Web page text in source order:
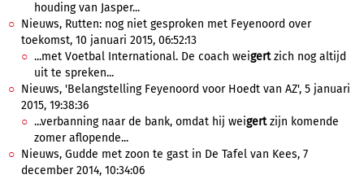
houding van Jasper...
Nieuws, Rutten: nog niet gesproken met Feyenoord over
toekomst, 10 januari 2015, 06:52:13
...met Voetbal International. De coach weigertzich nog altijd
uit te spreken...
Nieuws, 'Belangstelling Feyenoord voor Hoedt van AZ', 5 januari
2015, 19:38:36
...verbanning naar de bank, omdat hij weigertzijn komende
zomer aflopende...
Nieuws, Gudde met zoon te gast in De Tafel van Kees, 7
december 2014, 10:34:06